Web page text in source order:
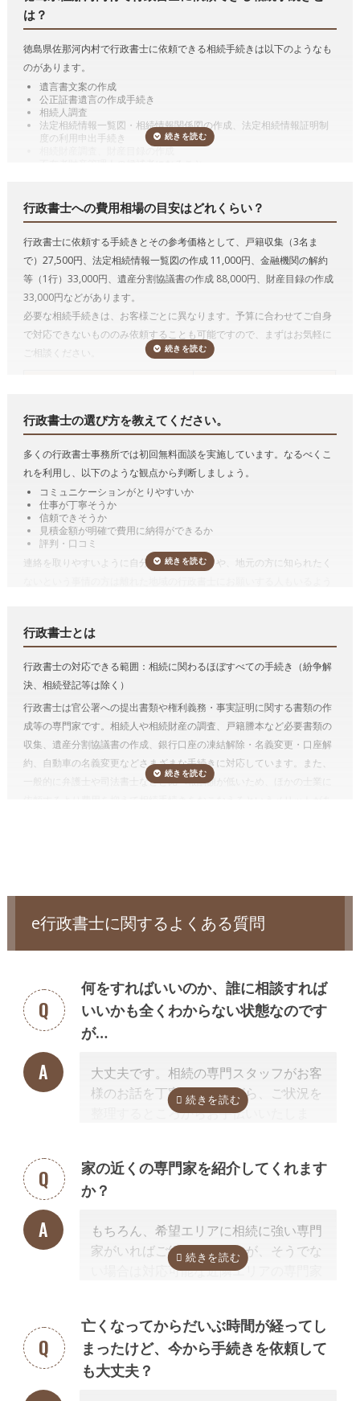
は？
徳島県佐那河内村で行政書士に依頼できる相続手続きは以下のようなも
のがあります。
遺言書文案の作成
公正証書遺言の作成手続き
相続人調査
法定相続情報一覧図・相続情報関係図の作成、法定相続情報証明制
度の利用申出手続き
相続財産調査、財産目録の作成
有価証券の相続手続き（相続した有価証券の名義変更）
自動車の相続手続き（相続した自動車の名義変更）
代表的な手続きの詳細を説明していきます。
遺言書作成のサポート、遺言の執行
行政書士は遺言者が決めた遺言内容に基づいて遺言書文案を作成するこ
とができます。
遺言には、公正証書遺言、自筆証書遺言及び秘密証書遺言の3つの方式
があります。
行かなければなりません。行政書士に依頼すると、書類の収集や証人の
立会いもやってもらえますし、遺言者が公証役場に行くのも1回だけで
十分となる場合も多いです。
また、遺言を作るのではなく、実際に相続が発生し、その遺言の内容を
実現するために手続きをおこなう遺言の執行も行政書士がおこなうこと
ができます。
遺産分割協議書の作成
遺産分割協議書とは、その名称のとおり、遺産分割協議の結果を書面に
相続手続き（有価証券、預貯金、自動車の名義変更など）
預貯金や有価証券などの相続手続きは行政書士に依頼することができま
す。
金融機関によって要求される資料は多岐にわたるため、それを一つひと
つ確かめながら集めるのは想像以上に手間がかかります。手続きを専門
家に任せることで、ご自身の生活のペースを守り、今後の生活の方針や
親族のケアに時間を使うことが出来ます。
しかも、相続手続きを一括して依頼した方が割安になりますし、面倒が
相続人調査は、被相続人の出生から死亡までのすべての戸籍謄本等（場
合によっては被相続人の尊属の死亡の分かる戸籍謄本等も含みます）を
収集して行います。 なお、相続人を確認するための戸籍謄本等は、相続
通常、相続人調査のみ依頼することはなく、相続手続き（相続財産の名
義変更手続き）の前提業務として相続手続きと併せて依頼します。
相続財産調査、財産目録の作成
遺産分割するにはどのような相続財産があるのか調査が必要です。
財産の調査によって、思わぬ財産が見つかることや、実は莫大な借金が
あったことが発覚することがあります。
相続手続きの前提業務として相続手続きと併せて依頼されるケースが多
行政書士に依頼できない相続手続き
相続放棄、遺産分割方法や遺言内容の相談
他の相続人との交渉
相続放棄の申述手続き
遺言書の検認手続き
相続登記
相続税申告、準確定申告
大まかに言うと、トラブルに関することは弁護士、登記（不動産）に関
行政書士への費用相場の目安はどれくらい？
行政書士に依頼する手続きとその参考価格として、戸籍収集（3名ま
で）27,500円、法定相続情報一覧図の作成 11,000円、金融機関の解約
等（1行）33,000円、遺産分割協議書の作成 88,000円、財産目録の作成
33,000円などがあります。
必要な相続手続きは、お客様ごとに異なります。予算に合わせてご自身
で対応できないもののみ依頼することも可能ですので、まずはお気軽に
ご相談ください。
戸籍収集3名まで
法定相続情報一覧図の作成
11,000円
自動車の名義変更1台
11,000円
金融機関の解約等1行
33,000円
解約立ち合い1件
遺産分割協議書の作成
財産目録の作成
遺言書の文案作成(財産目録含む)
できる「相続費用見積ガイド
行政書士の選び方を教えてください。
多くの行政書士事務所では初回無料面談を実施しています。なるべくこ
れを利用し、以下のような観点から判断しましょう。
コミュニケーションがとりやすいか
仕事が丁寧そうか
信頼できそうか
見積金額が明確で費用に納得ができるか
評判・口コミ
連絡を取りやすいように自分の勤め先の近くや、地元の方に知られたく
行政書士とは
行政書士の対応できる範囲：相続に関わるほぼすべての手続き（紛争解
決、相続登記等は除く）
行政書士は官公署への提出書類や権利義務・事実証明に関する書類の作
成等の専門家です。相続人や相続財産の調査、戸籍謄本など必要書類の
収集、遺産分割協議書の作成、銀行口座の凍結解除・名義変更・口座解
約、自動車の名義変更などさまざまな手続きに対応しています。また、
一般的に弁護士や司法書士などと比べ報酬額が低いため、ほかの士業に
e行政書士に関するよくある質問
何をすればいいのか、誰に相談すれば
いいかも全くわからない状態なのです
が…
大丈夫です。相続の専門スタッフがお客
様のお話を丁寧に伺いながら、ご状況を
整理するところからお手伝いいたしま
家の近くの専門家を紹介してくれます
か？
もちろん、希望エリアに相続に強い専門
家がいればご紹介可能ですが、そうでな
い場合は対応可能な近隣エリアの専門家
は、自宅近くに事務所があるかではな
く、その士業が相続手続きに強いかどう
かだからです。
亡くなってからだいぶ時間が経ってし
まったけど、今から手続きを依頼して
も大丈夫？